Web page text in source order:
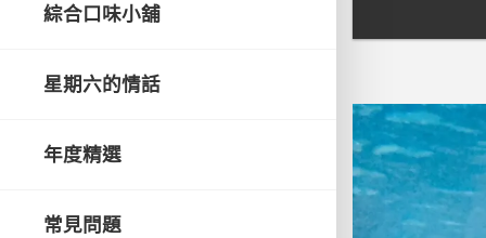
綜合口味小舖
星期六的情話
年度精選
常見問題